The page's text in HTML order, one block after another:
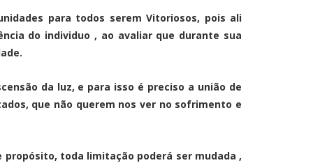
para todos serem Vitoriosos, pois ali
do individuo , ao avaliar que durante sua
da luz, e para isso é preciso a união de
que não querem nos ver no sofrimento e
propósito, toda limitação poderá ser mudada ,